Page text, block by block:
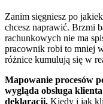
Zanim sięgniesz po
chcesz naprawić. Brzmi
rachunkowych nie ma
pracownik robi to mniej
różnice kumulują się w
Mapowanie procesów
wygląda obsługa
deklaracji. Kiedy i jak